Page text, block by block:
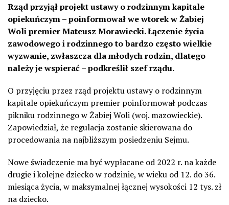
Rząd przyjął projekt ustawy o rodzinnym kapitale
opiekuńczym – poinformował we wtorek w Żabiej
Woli premier Mateusz Morawiecki. Łączenie życia
zawodowego i rodzinnego to bardzo często wielkie
wyzwanie, zwłaszcza dla młodych rodzin, dlatego
należy je wspierać – podkreślił szef rządu.
O przyjęciu przez rząd projektu ustawy o rodzinnym
kapitale opiekuńczym premier poinformował podczas
pikniku rodzinnego w Żabiej Woli (woj. mazowieckie).
Zapowiedział, że regulacja zostanie skierowana do
procedowania na najbliższym posiedzeniu Sejmu.
Nowe świadczenie ma być wypłacane od 2022 r. na każde
drugie i kolejne dziecko w rodzinie, w wieku od 12. do 36.
miesiąca życia, w maksymalnej łącznej wysokości 12 tys. zł
na dziecko.